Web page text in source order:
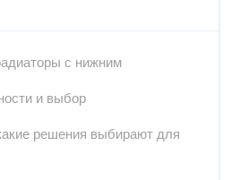
с нижним
и выбор
решения выбирают для